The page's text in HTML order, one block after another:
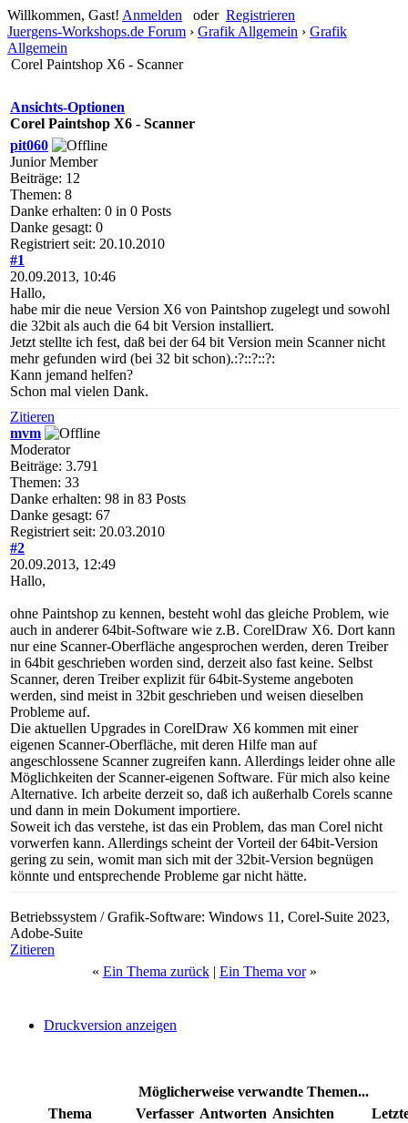
Willkommen, Gast! Anmelden oder Registrieren
Juergens-Workshops.de Forum › Grafik Allgemein › Grafik
Allgemein
Corel Paintshop X6 - Scanner
Ansichts-Optionen
Corel Paintshop X6 - Scanner
pit060
Junior Member
Beiträge: 12
Themen: 8
Danke erhalten: 0 in 0 Posts
Danke gesagt: 0
Registriert seit: 20.10.2010
#1
20.09.2013, 10:46
Hallo,
habe mir die neue Version X6 von Paintshop zugelegt und sowohl
die 32bit als auch die 64 bit Version installiert.
Jetzt stellte ich fest, daß bei der 64 bit Version mein Scanner nicht
mehr gefunden wird (bei 32 bit schon).:?::?::?:
Kann jemand helfen?
Schon mal vielen Dank.
Zitieren
mvm
Moderator
Beiträge: 3.791
Themen: 33
Danke erhalten: 98 in 83 Posts
Danke gesagt: 67
Registriert seit: 20.03.2010
#2
20.09.2013, 12:49
Hallo,
ohne Paintshop zu kennen, besteht wohl das gleiche Problem, wie
auch in anderer 64bit-Software wie z.B. CorelDraw X6. Dort kann
nur eine Scanner-Oberfläche angesprochen werden, deren Treiber
in 64bit geschrieben worden sind, derzeit also fast keine. Selbst
Scanner, deren Treiber explizit für 64bit-Systeme angeboten
werden, sind meist in 32bit geschrieben und weisen dieselben
Probleme auf.
Die aktuellen Upgrades in CorelDraw X6 kommen mit einer
eigenen Scanner-Oberfläche, mit deren Hilfe man auf
angeschlossene Scanner zugreifen kann. Allerdings leider ohne alle
Möglichkeiten der Scanner-eigenen Software. Für mich also keine
Alternative. Ich arbeite derzeit so, daß ich außerhalb Corels scanne
und dann in mein Dokument importiere.
Soweit ich das verstehe, ist das ein Problem, das man Corel nicht
vorwerfen kann. Allerdings scheint der Vorteil der 64bit-Version
gering zu sein, womit man sich mit der 32bit-Version begnügen
könnte und entsprechende Probleme gar nicht hätte.
Betriebssystem / Grafik-Software: Windows 11, Corel-Suite 2023,
Adobe-Suite
Zitieren
« Ein Thema zurück| Ein Thema vor»
Druckversion anzeigen
Möglicherweise verwandte Themen...
Thema
Verfasser Antworten Ansichten